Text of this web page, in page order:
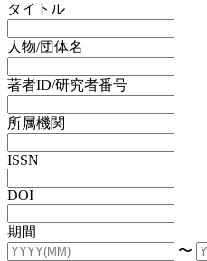
タイトル
人物/団体名
著者ID/研究者番号
所属機関
ISSN
DOI
期間
〜